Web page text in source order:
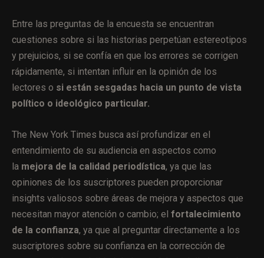
Entre las preguntas de la encuesta se encuentran
cuestiones sobre si las historias perpetúan estereotipos
y prejuicios, si se confía en que los errores se corrigen
rápidamente, si intentan influir en la opinión de los
lectores o si están sesgadas hacia un punto de vista
político o ideológico particular.
The New York Times busca así profundizar en el
entendimiento de su audiencia en aspectos como
la mejora de la calidad periodística, ya que las
opiniones de los suscriptores pueden proporcionar
insights valiosos sobre áreas de mejora y aspectos que
necesitan mayor atención o cambio; el fortalecimiento
de la confianza, ya que al preguntar directamente a los
suscriptores sobre su confianza en la corrección de